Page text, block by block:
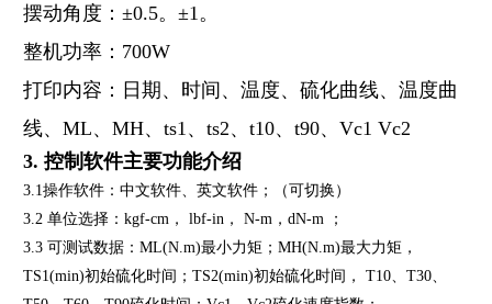
摆动角度：±0.5。±1。
整机功率：700W
打印内容：日期、时间、温度、硫化曲线、温度曲
线、ML、MH、ts1、ts2、t10、t90、Vc1 Vc2
3. 控制软件主要功能介绍
3.1操作软件：中文软件、英文软件；（可切换）
3.2 单位选择：kgf-cm， lbf-in， N-m，dN-m ；
3.3 可测试数据：ML(N.m)最小力矩；MH(N.m)最大力矩，
TS1(min)初始硫化时间；TS2(min)初始硫化时间， T10、T30、